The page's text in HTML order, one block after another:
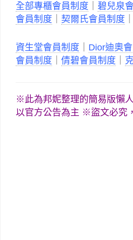
全部專櫃會員制度 碧兒泉
會員制度
契爾氏會員制度
資生堂會員制度 Dior迪奧
會員制度
倩碧會員制度
※此為邦妮整理的簡易版懶
以官方公告為主 ※盜文必究